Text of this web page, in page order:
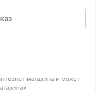
магазина и может